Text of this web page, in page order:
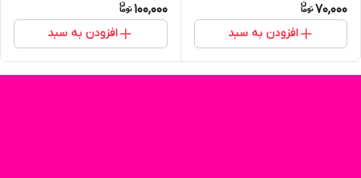
70,000
افزودن به سبد
100,000
افزودن به سبد